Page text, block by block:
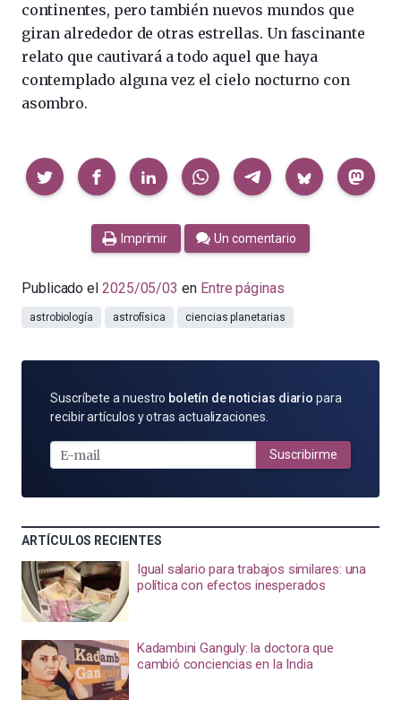
continentes, pero también nuevos mundos que
giran alrededor de otras estrellas. Un fascinante
relato que cautivará a todo aquel que haya
contemplado alguna vez el cielo nocturno con
asombro.
Compartir
Imprimir Un comentario
Publicado el 2025/05/03 en Entre páginas
astrobiología astrofísica ciencias planetarias
SUSCRÍBETE
POR
MAIL
Suscríbete a nuestro boletín de noticias diario para
recibir artículos y otras actualizaciones.
Suscribirme
ARTÍCULOS RECIENTES
Igual salario para trabajos similares: una
política con efectos inesperados
Kadambini Ganguly: la doctora que
cambió conciencias en la India